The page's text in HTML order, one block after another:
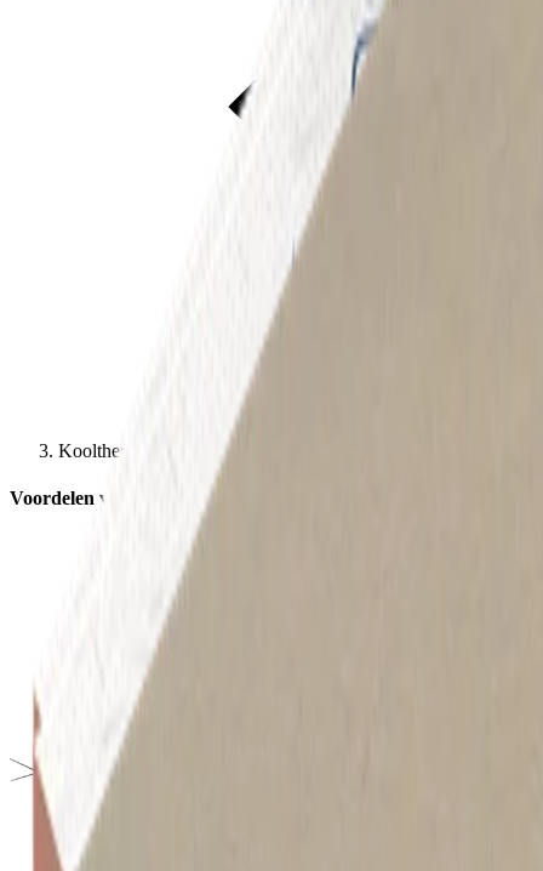
Kooltherm K20 Betonelement Plaat
Voordelen van Kooltherm